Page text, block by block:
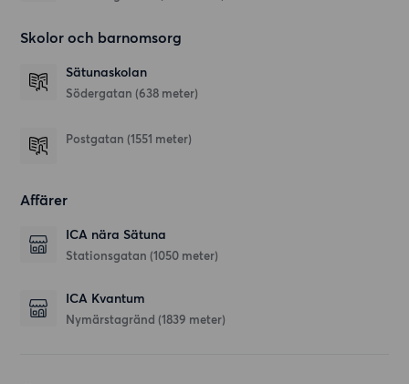
Skolor och barnomsorg
Sätunaskolan
Södergatan (638 meter)
Postgatan (1551 meter)
Affärer
ICA nära Sätuna
Stationsgatan (1050 meter)
ICA Kvantum
Nymärstagränd (1839 meter)